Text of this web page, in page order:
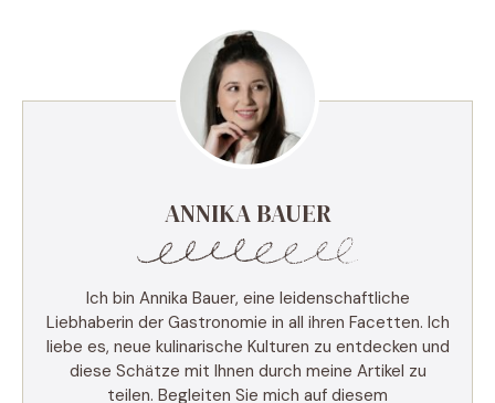
ANNIKA BAUER
Ich bin Annika Bauer, eine leidenschaftliche
Liebhaberin der Gastronomie in all ihren Facetten. Ich
liebe es, neue kulinarische Kulturen zu entdecken und
diese Schätze mit Ihnen durch meine Artikel zu
teilen. Begleiten Sie mich auf diesem